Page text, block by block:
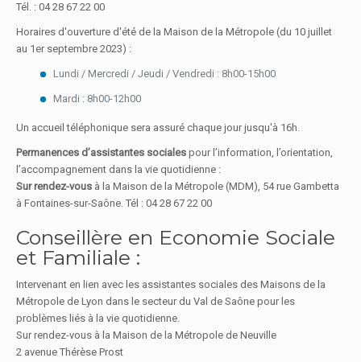
Tél. : 04 28 67 22 00
Horaires d'ouverture d'été de la Maison de la Métropole (du 10 juillet
au 1er septembre 2023) :
Lundi / Mercredi / Jeudi / Vendredi : 8h00-15h00
Mardi : 8h00-12h00
Un accueil téléphonique sera assuré chaque jour jusqu'à 16h.
Permanences d’assistantes sociales pour l’information, l’orientation,
l’accompagnement dans la vie quotidienne :
Sur rendez-vous à la Maison de la Métropole (MDM), 54 rue Gambetta
à Fontaines-sur-Saône. Tél : 04 28 67 22 00
Conseillère en Economie Sociale
et Familiale :
Intervenant en lien avec les assistantes sociales des Maisons de la
Métropole de Lyon dans le secteur du Val de Saône pour les
problèmes liés à la vie quotidienne.
Sur rendez-vous à la Maison de la Métropole de Neuville
2 avenue Thérèse Prost